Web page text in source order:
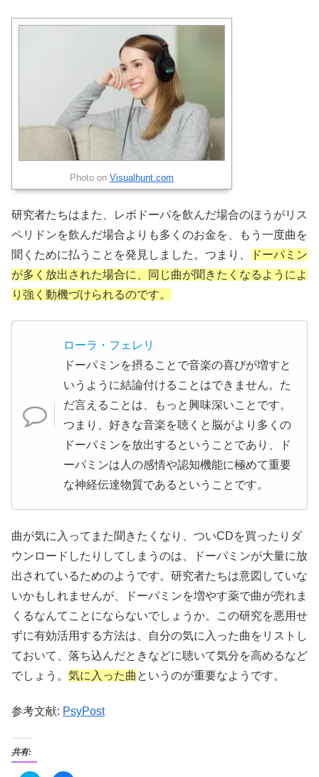
Photo on Visualhunt.com
研究者たちはまた、レボドーパを飲んだ場合のほうがリス
ペリドンを飲んだ場合よりも多くのお金を、もう一度曲を
聞くために払うことを発見しました。つまり、
ドーパミン
が多く放出された場合に、同じ曲が聞きたくなるようによ
り強く動機づけられるのです。
ローラ・フェレリ
ドーパミンを摂ることで音楽の喜びが増すと
いうように結論付けることはできません。た
だ言えることは、もっと興味深いことです。
つまり、好きな音楽を聴くと脳がより多くの
ドーパミンを放出するということであり、ド
ーパミンは人の感情や認知機能に極めて重要
な神経伝達物質であるということです。
曲が気に入ってまた聞きたくなり、ついCDを買ったりダ
ウンロードしたりしてしまうのは、ドーパミンが大量に放
出されているためのようです。研究者たちは意図していな
いかもしれませんが、ドーパミンを増やす薬で曲が売れま
くるなんてことにならないでしょうか。この研究を悪用せ
ずに有効活用する方法は、自分の気に入った曲をリストし
ておいて、落ち込んだときなどに聴いて気分を高めるなど
でしょう。 気に入った曲 というのが重要なようです。
参考文献: PsyPost
共有: